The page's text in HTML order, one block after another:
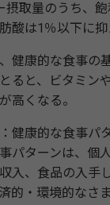
摂取量のうち、
酸は1％以下に抑
健康的な食事の
ると、ビタミン
高くなる。
健康的な食事パ
パターンは、個
入、食品の入手
的・環境的なさ